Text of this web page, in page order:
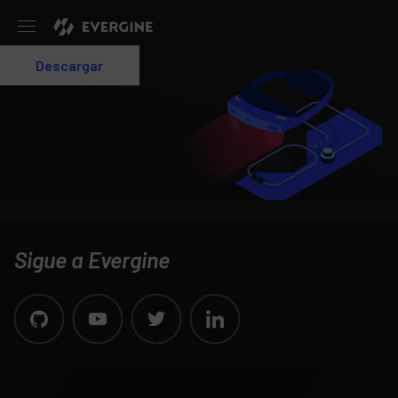
Login
Descargar
Sigue a Evergine